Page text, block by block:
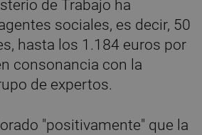
de Trabajo ha
sociales, es decir, 50
hasta los 1.184 euros por
consonancia con la
de expertos.
"positivamente" que la